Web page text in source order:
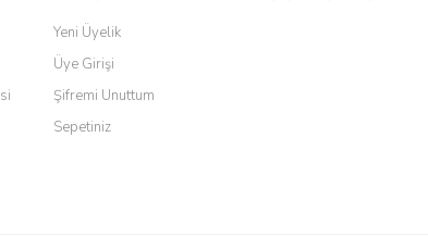
Yeni Üyelik
Üye Girişi
Şifremi Unuttum
Sepetiniz